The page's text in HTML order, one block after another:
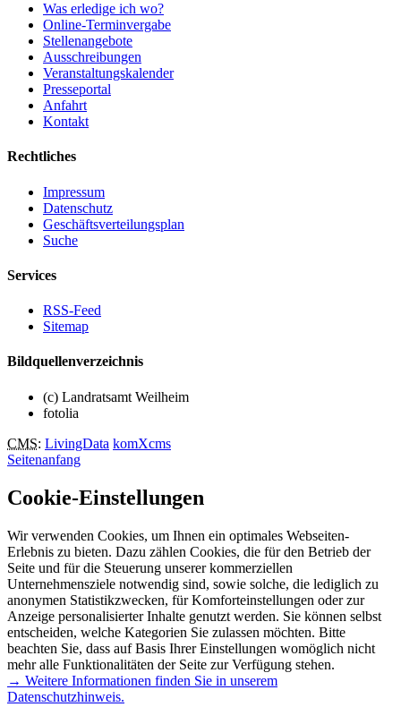
Was erledige ich wo?
Online-Terminvergabe
Stellenangebote
Ausschreibungen
Veranstaltungskalender
Presseportal
Anfahrt
Kontakt
Rechtliches
Impressum
Datenschutz
Geschäftsverteilungsplan
Suche
Services
RSS-Feed
Sitemap
Bildquellenverzeichnis
(c) Landratsamt Weilheim
fotolia
CMS: LivingData komXcms
Seitenanfang
Cookie-Einstellungen
Wir verwenden Cookies, um Ihnen ein optimales Webseiten-
Erlebnis zu bieten. Dazu zählen Cookies, die für den Betrieb der
Seite und für die Steuerung unserer kommerziellen
Unternehmensziele notwendig sind, sowie solche, die lediglich zu
anonymen Statistikzwecken, für Komforteinstellungen oder zur
Anzeige personalisierter Inhalte genutzt werden. Sie können selbst
entscheiden, welche Kategorien Sie zulassen möchten. Bitte
beachten Sie, dass auf Basis Ihrer Einstellungen womöglich nicht
mehr alle Funktionalitäten der Seite zur Verfügung stehen.
→ Weitere Informationen finden Sie in unserem
Datenschutzhinweis.